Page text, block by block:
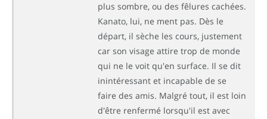
plus sombre, ou des fêlures cachées.
Kanato, lui, ne ment pas. Dès le
départ, il sèche les cours, justement
car son visage attire trop de monde
qui ne le voit qu'en surface. Il se dit
inintéressant et incapable de se
faire des amis. Malgré tout, il est loin
d'être renfermé lorsqu'il est avec